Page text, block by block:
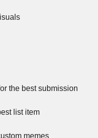
the best submission
list item
memes